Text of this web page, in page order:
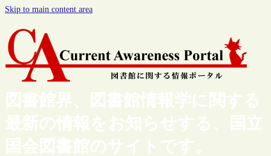
Skip to main content area
図書館界、図書館情報学に関する
最新の情報をお知らせする、国立
国会図書館のサイトです。